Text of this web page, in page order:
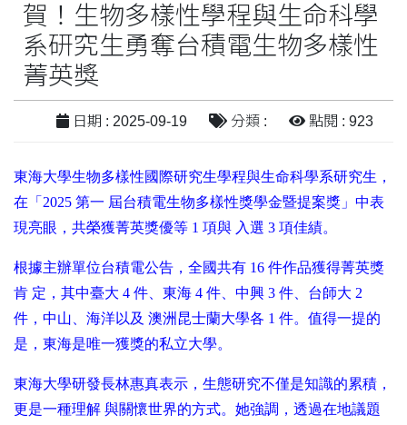
賀！生物多樣性學程與生命科學
系研究生勇奪台積電生物多樣性
菁英獎
日期 : 2025-09-19 分類 : 點閱 : 923
東海大學生物多樣性國際研究生學程與生命科學系研究生，
在「2025 第一 屆台積電生物多樣性獎學金暨提案獎」中表
現亮眼，共榮獲菁英獎優等 1 項與 入選 3 項佳績。
根據主辦單位台積電公告，全國共有 16 件作品獲得菁英獎
肯 定，其中臺大 4 件、東海 4 件、中興 3 件、台師大 2
件，中山、海洋以及 澳洲昆士蘭大學各 1 件。值得一提的
是，東海是唯一獲獎的私立大學。
東海大學研發長林惠真表示，生態研究不僅是知識的累積，
更是一種理解 與關懷世界的方式。她強調，透過在地議題